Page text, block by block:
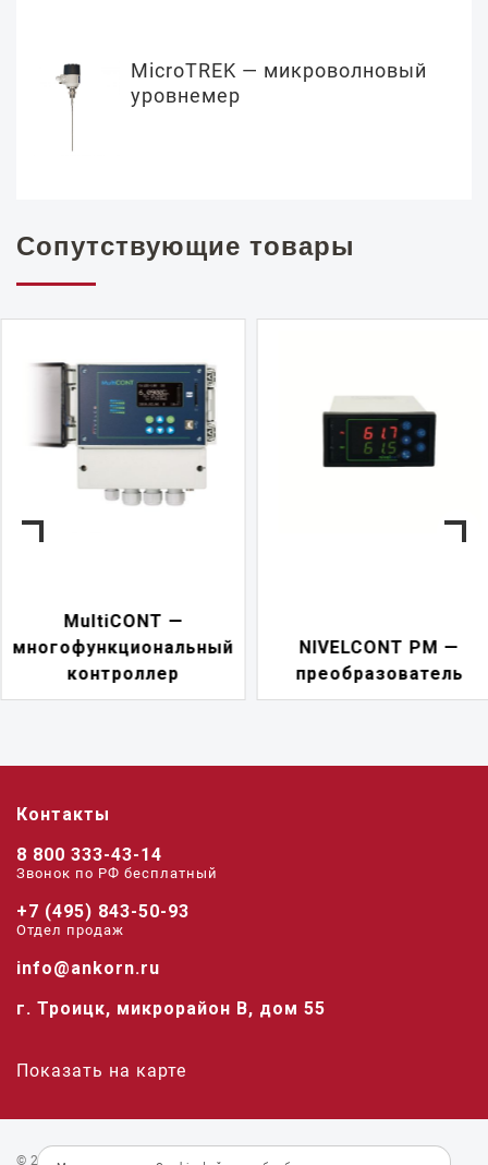
MicroTREK — микроволновый
уровнемер
Сопутствующие товары
NIVELCONT PM —
преобразователь
переключатель
Контакты
8 800 333-43-14
Звонок по РФ беcплатный
+7 (495) 843-50-93
Отдел продаж
info@ankorn.ru
г. Троицк, микрорайон В, дом 55
Показать на карте
© 2026 «Анкорн».